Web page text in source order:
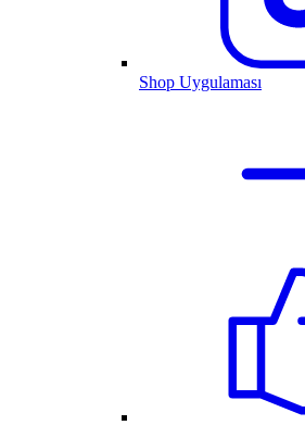
Shop Uygulaması